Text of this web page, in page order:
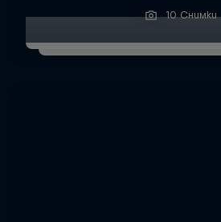
10 Снимки